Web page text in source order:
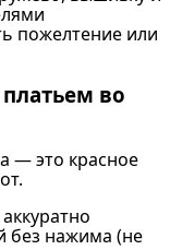
пожелтение или
во
— это красное
без нажима (не